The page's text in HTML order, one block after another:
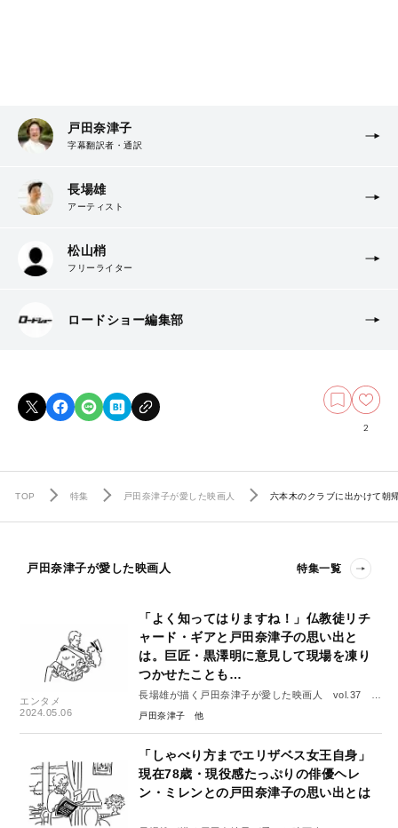
戸田奈津子
字幕翻訳者・通訳
長場雄
アーティスト
松山梢
フリーライター
ロードショー編集部
2
TOP 特集 戸田奈津子が愛した映画人 六本木のクラブに出かけて朝
戸田奈津子が愛した映画人 特集一覧
エンタメ
2024.05.06
「よく知ってはりますね！」仏教徒リチ
ャード・ギアと戸田奈津子の思い出と
は。巨匠・黒澤明に意見して現場を凍り
つかせたことも…
長場雄が描く戸田奈津子が愛した映画人 vol.37 リ
チャード・ギア
戸田奈津子
「しゃべり方までエリザベス女王自身」
現在78歳・現役感たっぷりの俳優ヘレ
ン・ミレンとの戸田奈津子の思い出とは